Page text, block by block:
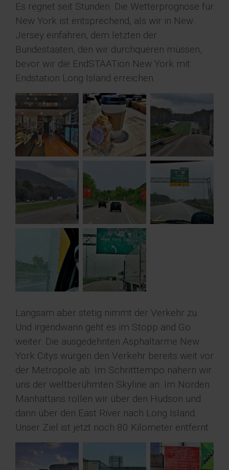
Es regnet seit Stunden. Die Wetterprognose für
New York ist entsprechend, als wir in New
Jersey einfahren, dem letzten der
Bundestaaten, den wir durchqueren müssen,
bevor wir die EndSTAATion New York mit
Endstation Long Island erreichen.
Langsam aber stetig nimmt der Verkehr zu.
Und irgendwann geht es im Stopp and Go
weiter. Die ausgedehnten Asphaltarme New
York Citys würgen den Verkehr bereits weit vor
der Metropole ab. Im Schritttempo nähern wir
uns der weltberühmten Skyline an. Im Norden
Manhattans rollen wir über den Hudson und
dann über den East River nach Long Island.
Unser Ziel ist jetzt noch 80 Kilometer entfernt.